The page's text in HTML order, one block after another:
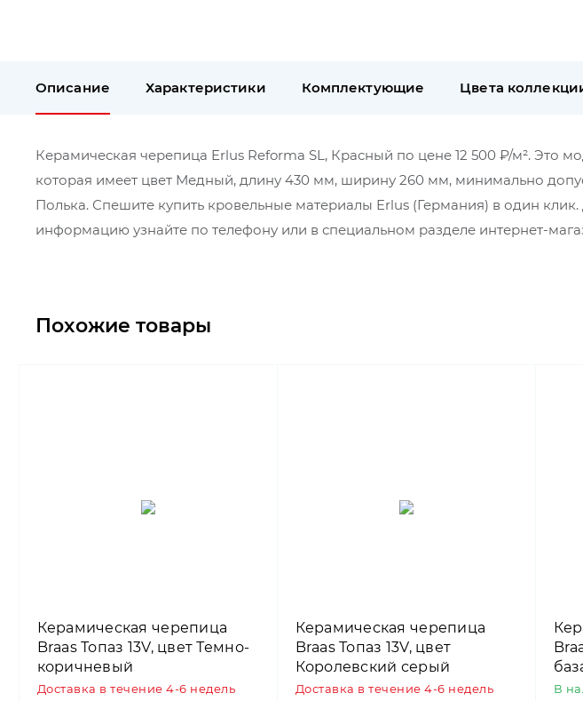
Описание Характеристики Комплектующие Цвета
Керамическая черепица Erlus Reforma SL, Красный по цене 12 500 ₽/м². Это
которая имеет цвет Медный, длину 430 мм, ширину 260 мм, минимально
Полька. Спешите купить кровельные материалы Erlus (Германия) в один
информацию узнайте по телефону или в специальном разделе интернет-
Похожие товары
Керамическая черепица
Braas Топаз 13V, цвет Темно-
коричневый
Доставка в течение 4-6 недель
Керамическая черепица
Braas Топаз 13V, цвет
Королевский серый
Доставка в течение 4-6 недель В